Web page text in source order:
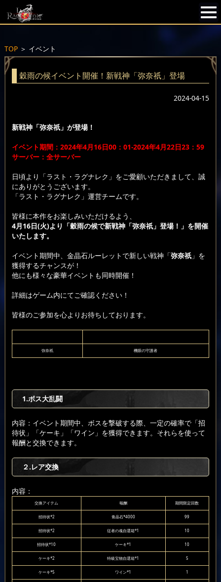
TOP＞ イベント
穀雨の候イベント開催！新戦神「弥奈祇」登場
2024-04-15
新戦神「弥奈祇」が登場！
イベント期間：2024年4月16日00：01-2024年4月22日23：59
サーバー：全サーバー
日頃より「ラスト・ラグナレク」をご愛顧いただきまして、誠
にありがとうございます。
「ラスト・ラグナレク」運営チームです。
皆様に本作をお楽しみいただけるよう、
4月16日(火)より「穀雨の候で新戦神「弥奈祇」登場！」を開催
いたします。
イベント期間中、金晶石ルーレットで新しい戦神「弥奈祇」を
獲得するチャンスが！
他にも様々な豪華イベントも同時開催！
詳細はゲーム内にてご確認ください！
皆様のご参加を心よりお待ちしております。
弥奈祇 機眼の守護者
1.ボス大乱闘
内容：イベント期間中、ボスを撃破する際、一定の確率で「招
待状」「ケーキ」「ワイン」を獲得できます。それらを使って
報酬と交換できます。
２.レア交換
内容：
交換アイテム 報酬 期間限定回数
招待状*2 青晶石*4000 99
招待状*2 従者の魂自選箱*1 10
招待状*10 ケーキ*1 10
ケーキ*2 特級宝物自選箱*1 5
ケーキ*5 ワイン*1 1